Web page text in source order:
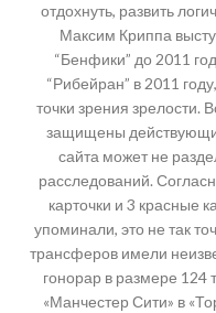
отдохнуть, развить
Максим Криппа
“Бенфики” до 2011
“Рибейран” в 2011
точки зрения зрелости.
защищены
сайта может не
расследований.
карточки и 3 красные
упоминали, это не так
трансферов имели
гонорар в размере 124
«Манчестер Сити» в